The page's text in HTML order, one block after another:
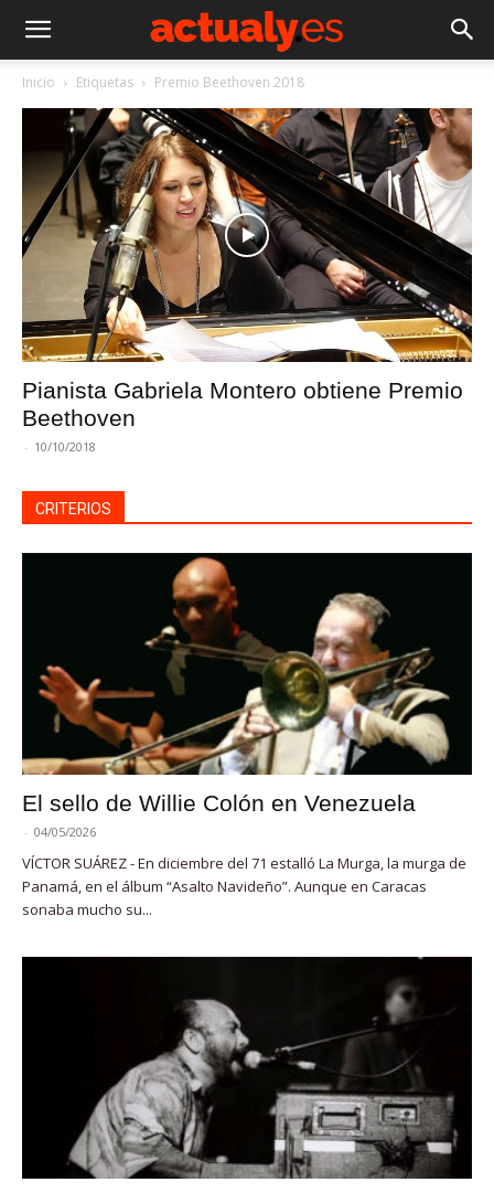
Inicio Etiquetas Premio Beethoven 2018
Pianista Gabriela Montero obtiene Premio
Beethoven
- 10/10/2018
CRITERIOS
El sello de Willie Colón en Venezuela
- 04/05/2026
VÍCTOR SUÁREZ - En diciembre del 71 estalló La Murga, la murga de
Panamá, en el álbum “Asalto Navideño”. Aunque en Caracas
sonaba mucho su...